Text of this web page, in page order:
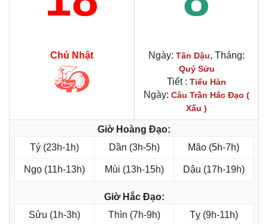
Chủ Nhật Ngày: Tân Dậu, Tháng:
Quý Sửu
Tiết : Tiểu Hàn
Ngày: Câu Trần Hắc Đạo (
Xấu )
Giờ Hoàng Đạo:
Tý (23h-1h)
Dần (3h-5h) Mão (5h-7h)
Ngọ (11h-13h) Mùi (13h-15h) Dậu (17h-19h)
Giờ Hắc Đạo:
Sửu (1h-3h)
Thìn (7h-9h) Tỵ (9h-11h)